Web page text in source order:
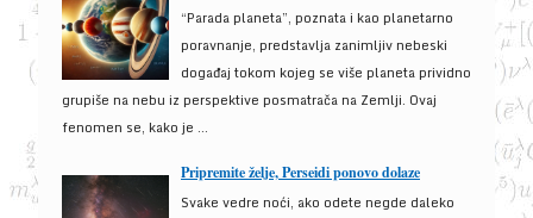
“Parada planeta”, poznata i kao planetarno
poravnanje, predstavlja zanimljiv nebeski
događaj tokom kojeg se više planeta prividno
grupiše na nebu iz perspektive posmatrača na Zemlji. Ovaj
fenomen se, kako je ...
Pripremite želje, Perseidi ponovo dolaze
Svake vedre noći, ako odete negde daleko